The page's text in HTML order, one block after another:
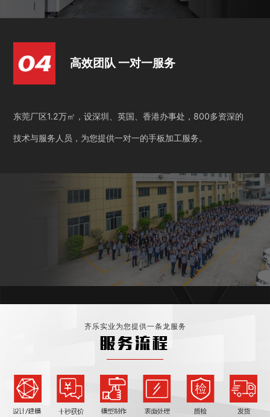
高效团队 一对一服务
东莞厂区1.2万㎡，设深圳、英国、香港办事处，800多资深的
技术与服务人员，为您提供一对一的手板加工服务。
齐乐实业为您提供一条龙服务
服务流程